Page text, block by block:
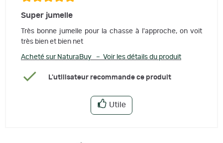
Super jumelle
Très bonne jumelle pour la chasse à l'approche, on voit
très bien et bien net
Acheté sur NaturaBuy – Voir les détails du produit
L'utilisateur recommande ce produit
Utile